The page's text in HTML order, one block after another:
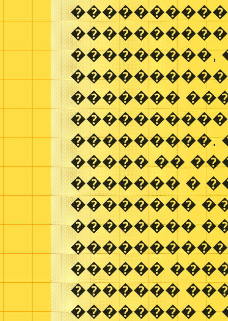
���������,
�������
���������.
����� ��
������� �
��������
��������
������
�������
�������� �